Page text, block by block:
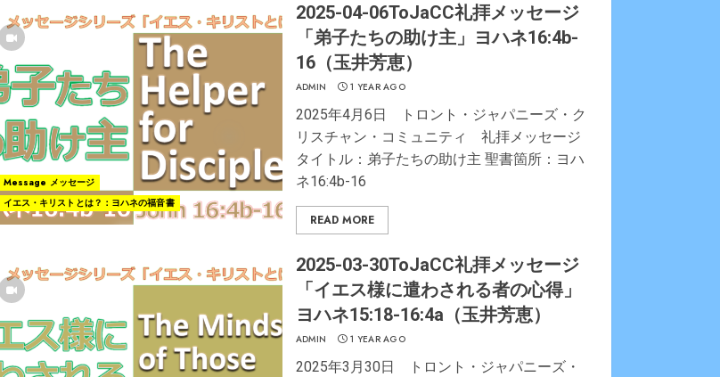
Message メッセージ
イエス・キリストとは？：ヨハネの福音書
2025-04-06ToJaCC礼拝メッセージ
「弟子たちの助け主」ヨハネ16:4b-
16（玉井芳恵）
ADMIN 1 YEAR AGO
2025年4月6日 トロント・ジャパニーズ・ク
リスチャン・コミュニティ 礼拝メッセージ
タイトル：弟子たちの助け主 聖書箇所：ヨハ
ネ16:4b-16
READ MORE
2025-03-30ToJaCC礼拝メッセージ
「イエス様に遣わされる者の心得」
ヨハネ15:18-16:4a（玉井芳恵）
ADMIN 1 YEAR AGO
2025年3月30日 トロント・ジャパニーズ・